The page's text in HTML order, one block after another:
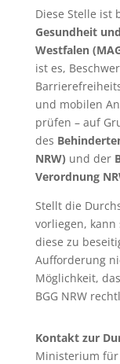
Diese Stelle ist
Gesundheit
Westfalen
ist es,
und mobilen
prüfen – auf
des
NRW) und der
Verordnung
Stellt die
vorliegen,
diese zu
Aufforderung
Möglichkeit,
BGG NRW
Kontakt zur
Ministerium für